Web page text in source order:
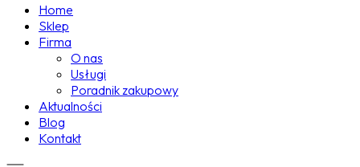
Home
Sklep
Firma
O nas
Usługi
Poradnik zakupowy
Aktualności
Blog
Kontakt